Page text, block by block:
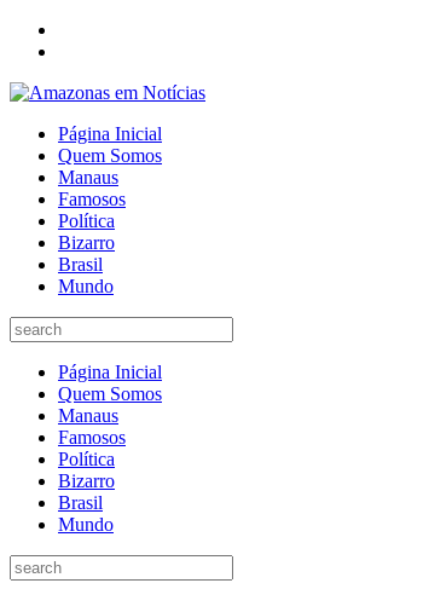
Página Inicial
Quem Somos
Manaus
Famosos
Política
Bizarro
Brasil
Mundo
Página Inicial
Quem Somos
Manaus
Famosos
Política
Bizarro
Brasil
Mundo